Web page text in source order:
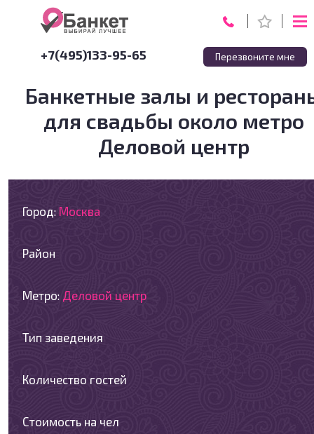
+7(495)133-95-65 Перезвоните мне
Банкетные залы и
для свадьбы около метро
Деловой центр
Город: Москва
Район
Метро: Деловой центр
Тип заведения
Количество гостей
Стоимость на чел